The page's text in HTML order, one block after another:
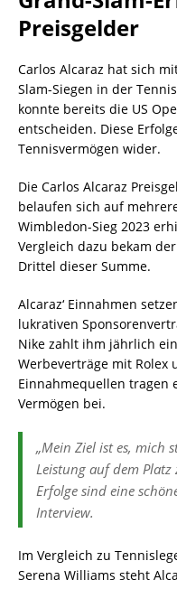
Preisgelder
Carlos Alcaraz hat sich
Slam-Siegen in der
konnte bereits die US
entscheiden. Diese
Tennisvermögen wider.
Die Carlos Alcaraz
belaufen sich auf
Wimbledon-Sieg 2023
Vergleich dazu bekam
Drittel dieser Summe.
Alcaraz‘ Einnahmen
lukrativen
Nike zahlt ihm jährlich
Werbeverträge mit Rolex
Einnahmequellen tragen
Vermögen bei.
„Mein Ziel ist es, mich
Leistung auf dem
Erfolge sind eine
Interview.
Im Vergleich zu
Serena Williams steht